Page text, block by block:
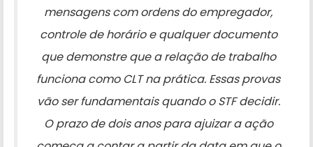
mensagens com ordens do empregador,
controle de horário e qualquer documento
que demonstre que a relação de trabalho
funciona como CLT na prática. Essas provas
vão ser fundamentais quando o STF decidir.
O prazo de dois anos para ajuizar a ação